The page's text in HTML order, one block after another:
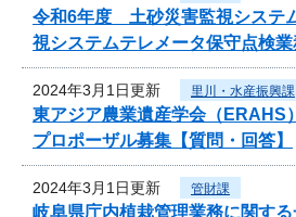
令和6年度 土砂災害監視システ
視システムテレメータ保守点検
2024年3月1日更新 里川・水産振興課
東アジア農業遺産学会（ERAHS
プロポーザル募集【質問・回答】
2024年3月1日更新 管財課
岐阜県庁内植栽管理業務に関す